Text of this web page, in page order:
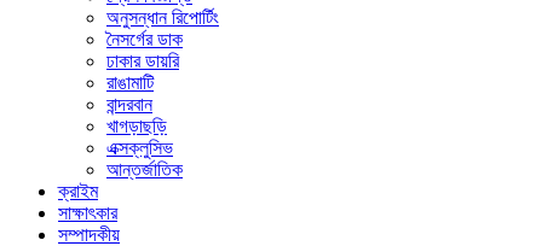
অনুসন্ধান রিপোর্টিং
নৈসর্গের ডাক
ঢাকার ডায়রি
রাঙামাটি
বান্দরবান
খাগড়াছড়ি
এক্সক্লুসিভ
আন্তর্জাতিক
ক্রাইম
সাক্ষাৎকার
সম্পাদকীয়